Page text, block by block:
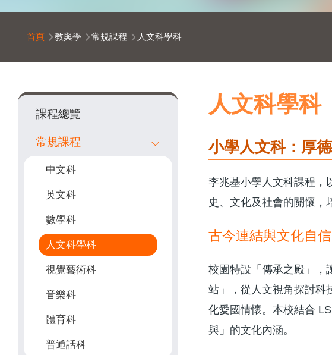
航
連
結
首頁 教與學 常規課程 人文科學科
人文科學科
小學人文科：厚
李兆基小學人文科課程，
史、文化及社會的關懷，
古今連結與文化自信
校園特設「傳承之殿」，
站」，從人文視角探討科
化愛國情懷。本校結合
與」的文化內涵。
Main
navigation
課程總覽
常規課程
中文科
英文科
數學科
人文科學科
視覺藝術科
音樂科
體育科
普通話科